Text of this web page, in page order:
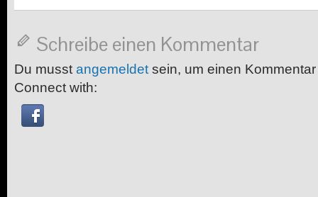
Schreibe einen Kommentar
Du musst angemeldet sein, um einen
Connect with: